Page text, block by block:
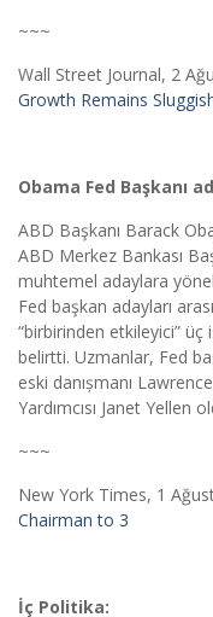
~~~
Wall Street Journal, 2
Growth Remains
Obama Fed Başkanı
ABD Başkanı Barack
ABD Merkez Bankası
muhtemel adaylara
Fed başkan adayları
“birbirinden etkileyici” üç
belirtti. Uzmanlar, Fed
eski danıșmanı
Yardımcısı Janet Yellen
~~~
New York Times, 1
Chairman to 3
İç Politika: